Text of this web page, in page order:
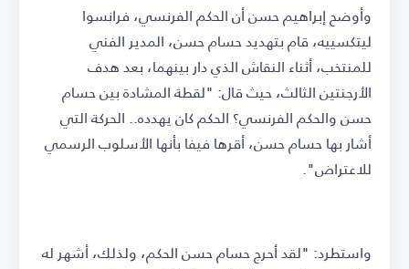
وأوضح إبراهيم حسن أن الحكم الفرنسي، فرانسوا
ليتكسييه، قام بتهديد حسام حسن، المدير الفني
للمنتخب، أثناء النقاش الذي دار بينهما، بعد هدف
الأرجنتين الثالث، حيث قال: "لقطة المشادة بين حسام
حسن والحكم الفرنسي؟ الحكم كان يهدده.. الحركة التي
أشار بها حسام حسن، أقرها فيفا بأنها الأسلوب الرسمي
للاعتراض".
واستطرد: "لقد أحرج حسام حسن الحكم، ولذلك، أشهر له